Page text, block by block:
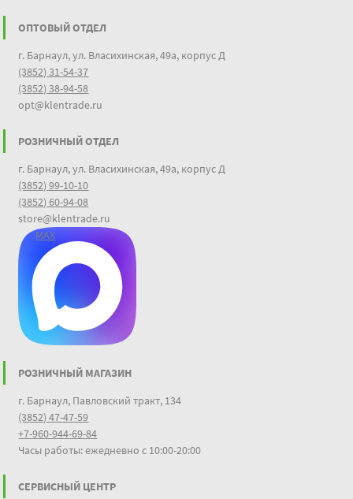
ОПТОВЫЙ ОТДЕЛ
г. Барнаул, ул. Власихинская, 49а, корпус Д
(3852) 31-54-37
(3852) 38-94-58
opt@klentrade.ru
РОЗНИЧНЫЙ ОТДЕЛ
г. Барнаул, ул. Власихинская, 49а, корпус Д
(3852) 99-10-10
(3852) 60-94-08
store@klentrade.ru
MAX
РОЗНИЧНЫЙ МАГАЗИН
г. Барнаул, Павловский тракт, 134
(3852) 47-47-59
+7-960-944-69-84
Часы работы: ежедневно с 10:00-20:00
СЕРВИСНЫЙ ЦЕНТР